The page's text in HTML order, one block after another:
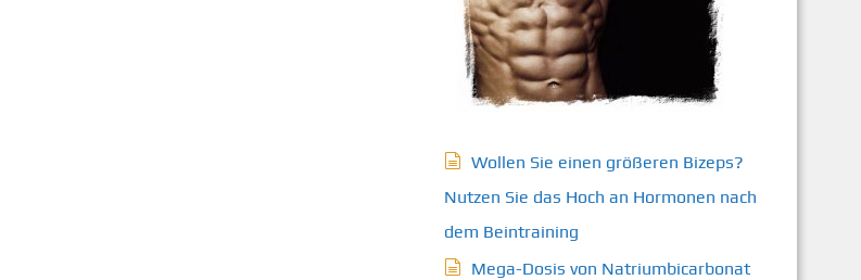
Wollen Sie einen größeren Bizeps?
Nutzen Sie das Hoch an Hormonen nach
dem Beintraining
Mega-Dosis von Natriumbicarbonat